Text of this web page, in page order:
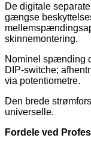
De digitale
gængse
skinnemontering.
Nominel spænding
DIP-switche;
via potentiometre.
Den brede
universelle.
Fordele ved